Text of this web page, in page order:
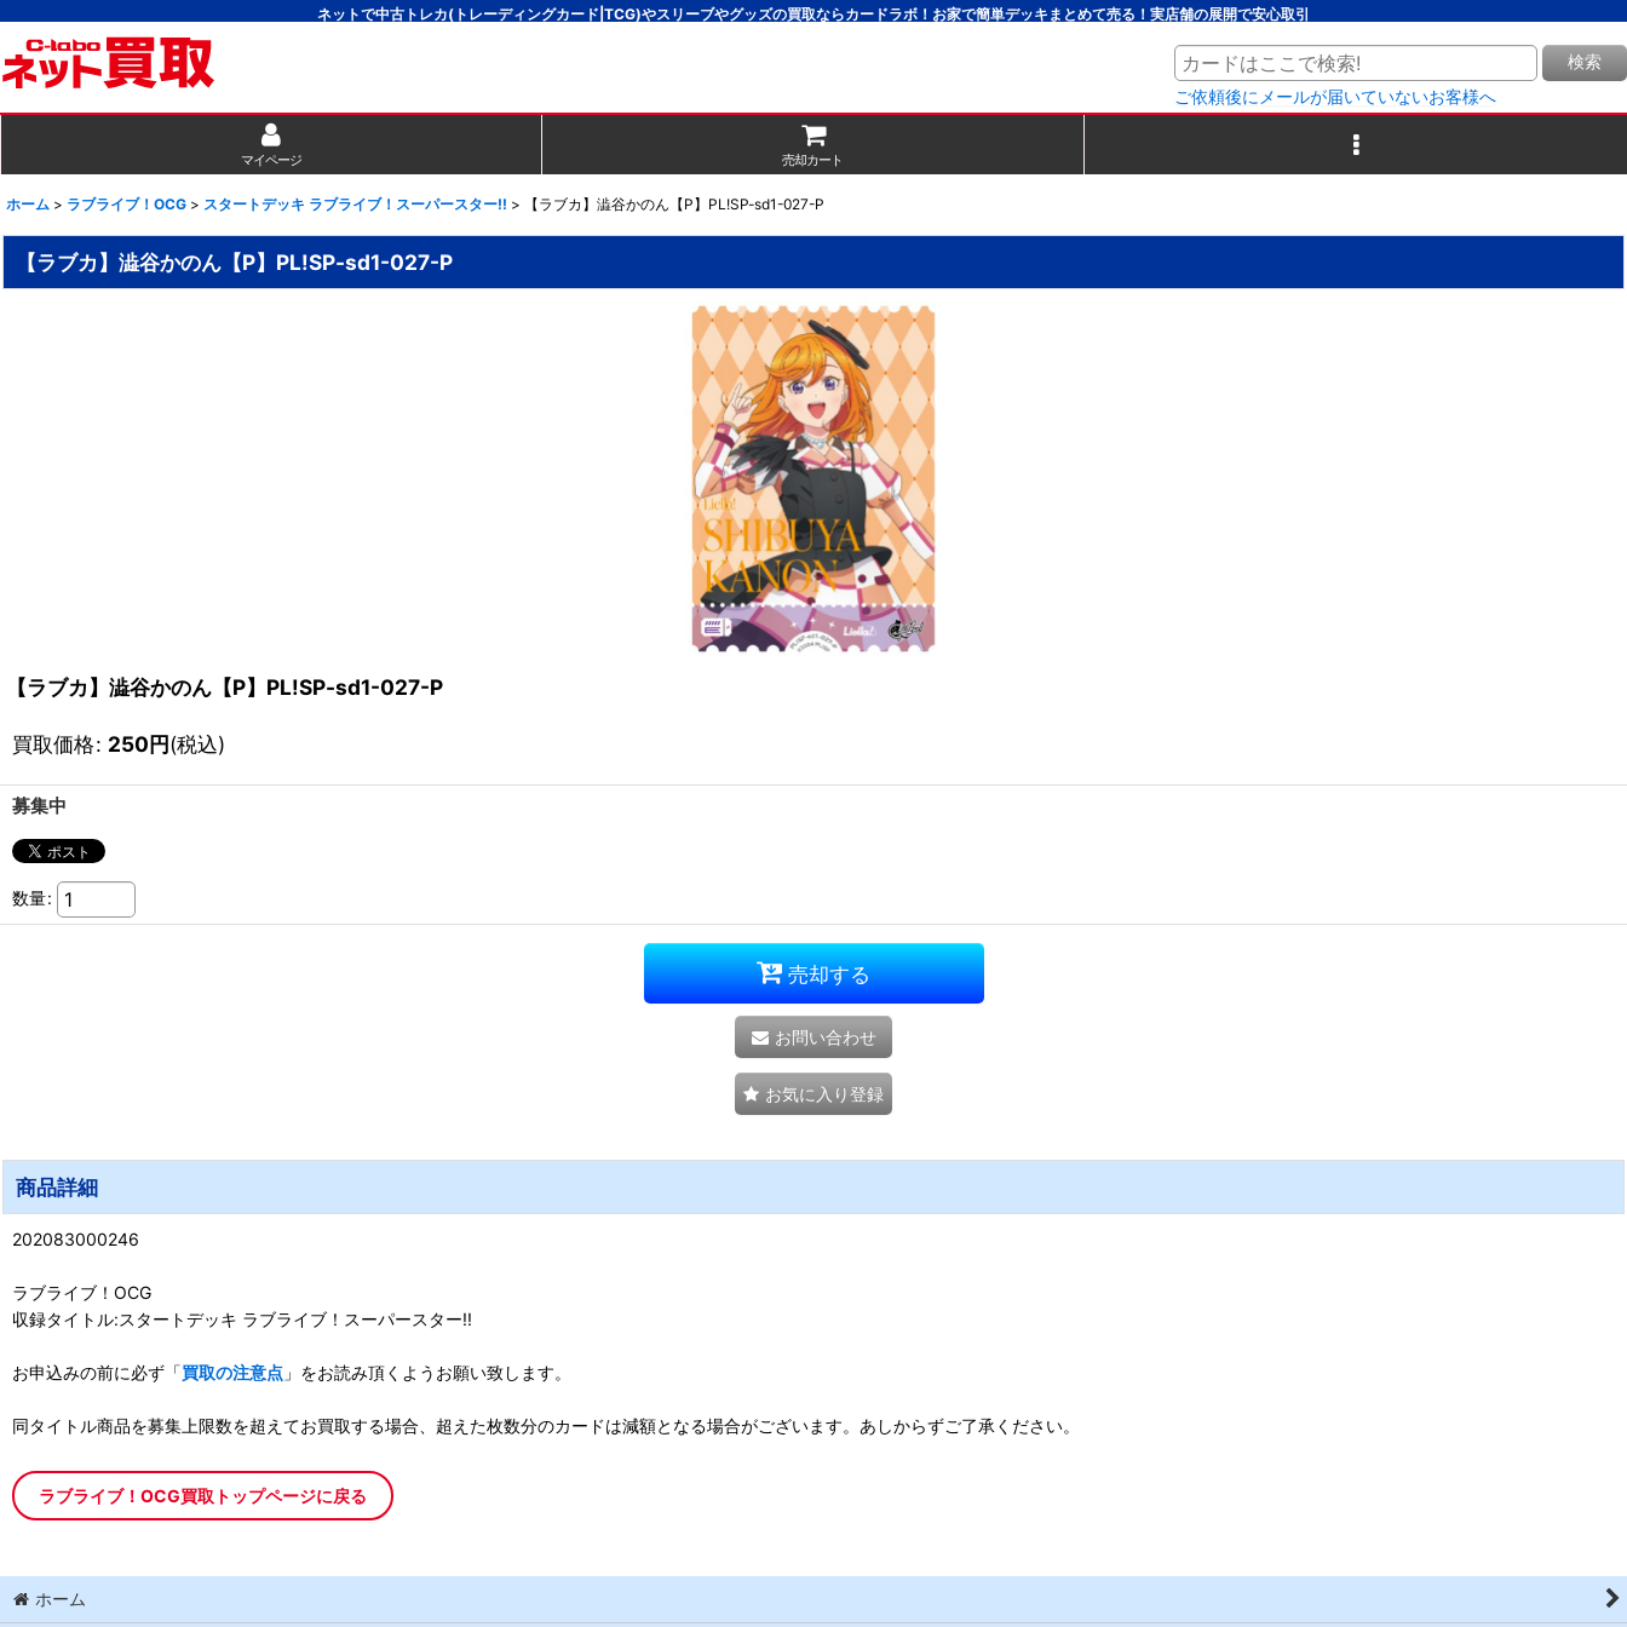
ネットで中古トレカ(トレーディングカード|TCG)やスリーブやグッズの買取ならカードラボ！お家で簡単デッキまとめて売る！実店舗の展開で安心取引
検索
ご依頼後にメールが届いていないお客様へ
マイページ 売却カート
ホーム > ラブライブ！OCG > スタートデッキ ラブライブ！スーパースター!! > 【ラブカ】澁谷かのん【P】PL!SP-sd1-027-P
【ラブカ】澁谷かのん【P】PL!SP-sd1-027-P
【ラブカ】澁谷かのん【P】PL!SP-sd1-027-P
買取価格: 250円(税込)
募集中
数量:
売却する
お問い合わせ
お気に入り登録
商品詳細
202083000246
ラブライブ！OCG
収録タイトル:スタートデッキ ラブライブ！スーパースター!!
お申込みの前に必ず「買取の注意点 」をお読み頂くようお願い致します。
同タイトル商品を募集上限数を超えてお買取する場合、超えた枚数分のカードは減額となる場合がございます。あしからずご了承ください。
ラブライブ！OCG買取トップページに戻る
ホーム